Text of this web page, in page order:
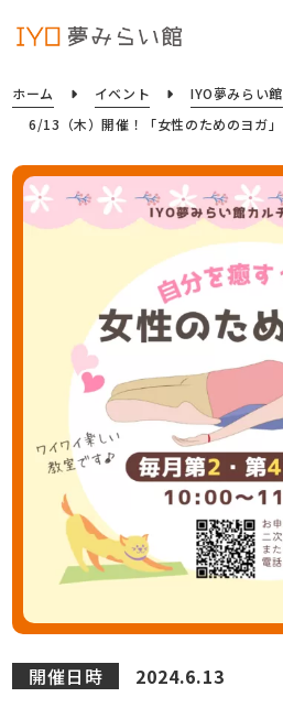
ホーム イベント
IYO夢みらい館
6/13（木）開催！「女性のためのヨガ」
開催日時 2024.6.13